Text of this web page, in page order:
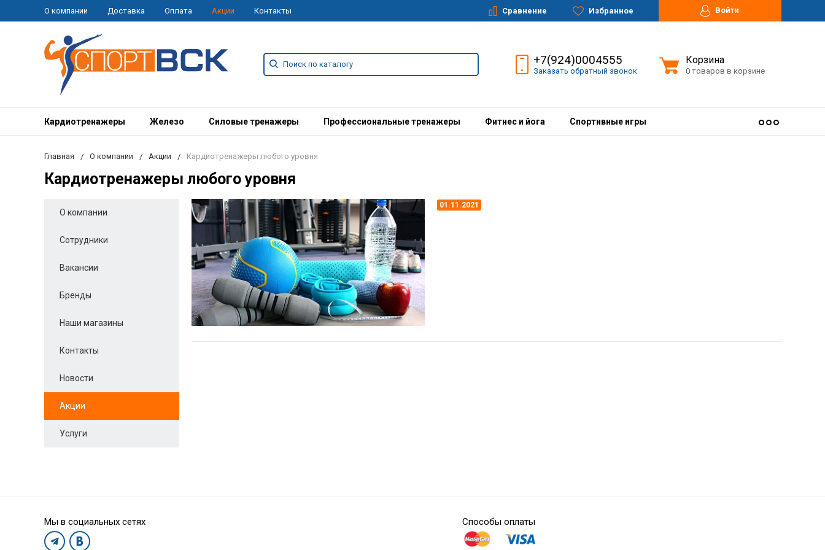
О компании Доставка Оплата Акции Контакты Сравнение Избранное Войти
+7(924)0004555
Заказать обратный звонок
Корзина
0 товаров в корзине
Кардиотренажеры Железо Силовые тренажеры Профессиональные тренажеры Фитнес и йога Спортивные игры
Главная О компании Акции Кардиотренажеры любого уровня
Кардиотренажеры любого уровня
О компании
Сотрудники
Вакансии
Бренды
Наши магазины
Контакты
Новости
Акции
Услуги
01.11.2021
Мы в социальных сетях Способы оплаты